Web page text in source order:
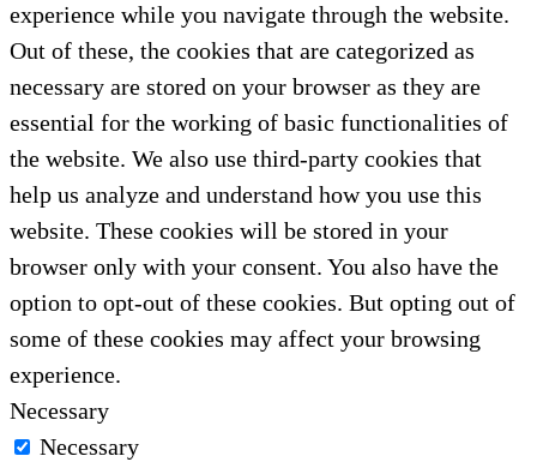
experience while you navigate through the website.
Out of these, the cookies that are categorized as
necessary are stored on your browser as they are
essential for the working of basic functionalities of
the website. We also use third-party cookies that
help us analyze and understand how you use this
website. These cookies will be stored in your
browser only with your consent. You also have the
option to opt-out of these cookies. But opting out of
some of these cookies may affect your browsing
experience.
Necessary
Necessary